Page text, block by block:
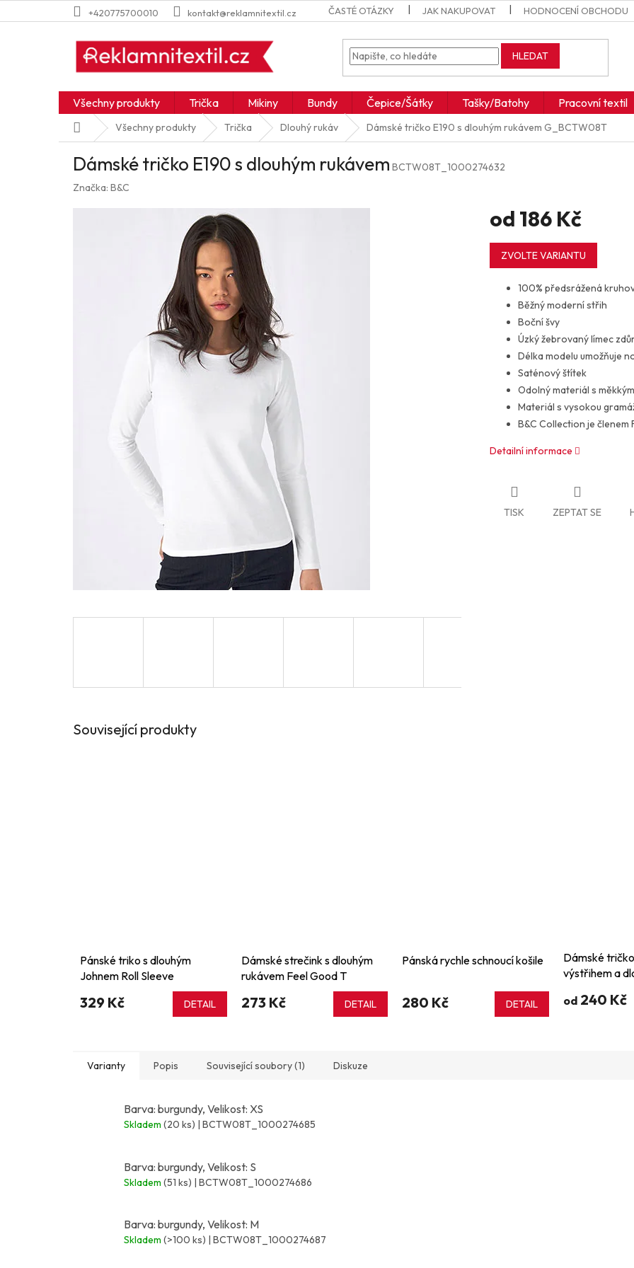
na
+420775700010 kontakt@reklamnitextil.cz ČASTÉ OTÁZKY JAK NAKUPOVAT HODNOCENÍ OBCHODU
HLEDAT
Všechny produkty Trička Mikiny Bundy Čepice/Šátky Tašky/Batohy Pracovní textil
Domů Všechny produkty Trička Dlouhý rukáv Dámské tričko E190 s dlouhým rukávem G_BCTW08T
Dámské tričko E190 s dlouhým rukávem BCTW08T_1000274632
Značka: B&C
od 186 Kč
Měrná
cena:
ZVOLTE VARIANTU
100% předsrážená
Běžný moderní střih
Boční švy
Úzký žebrovaný límec
Délka modelu umožňuje
Saténový štítek
Odolný materiál s
Materiál s vysokou
B&C Collection je
Detailní informace
TISK ZEPTAT SE
Související produkty
Pánské triko s dlouhým
Johnem Roll Sleeve
329 Kč DETAIL
Dámské strečink s dlouhým
rukávem Feel Good T
273 Kč DETAIL
Pánská rychle schnoucí košile
280 Kč DETAIL
Dámské
výstřihem a
od240 Kč
Varianty Popis Související soubory (1) Diskuze
Barva: burgundy, Velikost: XS
Skladem (20 ks) | BCTW08T_1000274685
Barva: burgundy, Velikost: S
Skladem (51 ks) | BCTW08T_1000274686
Barva: burgundy, Velikost: M
Skladem (>100 ks) | BCTW08T_1000274687